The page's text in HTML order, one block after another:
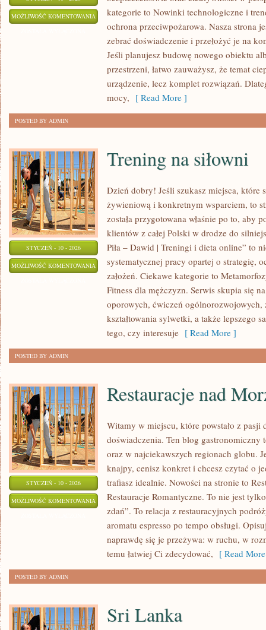
MOŻLIWOŚĆ KOMENTOWANIA POZOSTAŁE
ARTYKUŁY
kategorie to Nowinki technologiczne i
ochrona przeciwpożarowa. Nasza strona
zebrać doświadczenie i przełożyć je na
Jeśli planujesz budowę nowego obiektu
przestrzeni, łatwo zauważysz, że temat
urządzenie, lecz komplet rozwiązań.
mocy, [ Read More ]
POSTED BY ADMIN
STYCZEŃ - 10 - 2026
MOŻLIWOŚĆ KOMENTOWANIA TRENING
SIŁOWNI
Trening na siłowni
Dzień dobry! Jeśli szukasz miejsca, które
żywieniową i konkretnym wsparciem, to
została przygotowana właśnie po to, aby
klientów z całej Polski w drodze do
Piła – Dawid | Treningi i dieta online” to
systematycznej pracy opartej o strategię,
założeń. Ciekawe kategorie to
Fitness dla mężczyzn. Serwis skupia się
oporowych, ćwiczeń
kształtowania sylwetki, a także lepszego
tego, czy interesuje [ Read More ]
POSTED BY ADMIN
STYCZEŃ - 10 - 2026
MOŻLIWOŚĆ KOMENTOWANIA RESTAURACJE
NAD
MORZEM
JEZIOREM
Restauracje nad
Witamy w miejscu, które powstało z pasji
doświadczenia. Ten blog gastronomiczny
oraz w najciekawszych regionach globu.
knajpy, cenisz konkret i chcesz czytać o
trafiasz idealnie. Nowości na stronie to
Restauracje Romantyczne. To nie jest
zdań”. To relacja z restauracyjnych
aromatu espresso po tempo obsługi.
naprawdę się je przeżywa: w ruchu, w
temu łatwiej Ci zdecydować, [ Read
POSTED BY ADMIN
Sri Lanka